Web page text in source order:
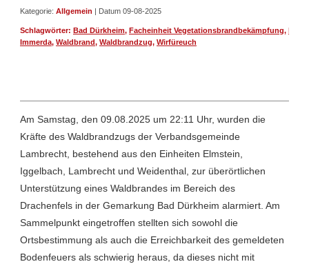
Kategorie: Allgemein | Datum 09-08-2025
Schlagwörter: Bad Dürkheim, Facheinheit Vegetationsbrandbekämpfung,
Immerda, Waldbrand, Waldbrandzug, Wirfüreuch
Am Samstag, den 09.08.2025 um 22:11 Uhr, wurden die
Kräfte des Waldbrandzugs der Verbandsgemeinde
Lambrecht, bestehend aus den Einheiten Elmstein,
Iggelbach, Lambrecht und Weidenthal, zur überörtlichen
Unterstützung eines Waldbrandes im Bereich des
Drachenfels in der Gemarkung Bad Dürkheim alarmiert. Am
Sammelpunkt eingetroffen stellten sich sowohl die
Ortsbestimmung als auch die Erreichbarkeit des gemeldeten
Bodenfeuers als schwierig heraus, da dieses nicht mit